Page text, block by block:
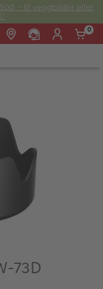
til veggbilder eller
0
73D